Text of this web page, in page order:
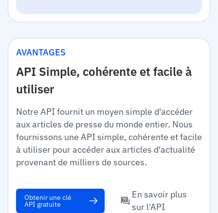
AVANTAGES
API Simple, cohérente et facile à
utiliser
Notre API fournit un moyen simple d'accéder
aux articles de presse du monde entier. Nous
fournissons une API simple, cohérente et facile
à utiliser pour accéder aux articles d'actualité
provenant de milliers de sources.
Obtenir une clé
API gratuite
En savoir plus
sur l'API